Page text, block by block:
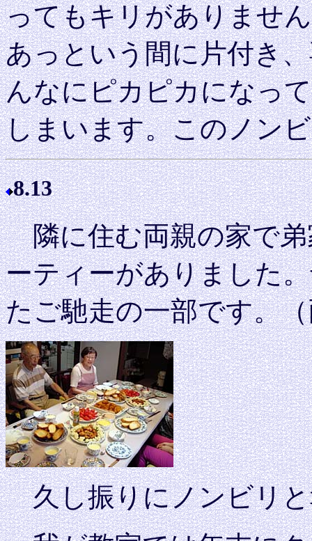
ってもキリがありませ
あっという間に片付き
んなにピカピカになっ
しまいます。このノン
8.13
隣に住む両親の家で弟
ーティーがありました
たご馳走の一部です。
久し振りにノンビリと